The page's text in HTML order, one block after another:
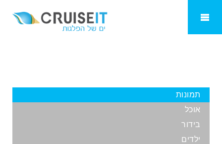
Costa Pacifica
תמונות
אוכל
בידור
ילדים